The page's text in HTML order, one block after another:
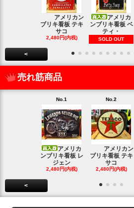
アメリカン
ブリキ看板 テキ
サコ
2,480円(内税)
アメリカ
ンブリキ看板 ベ
ティ・
SOLD OUT
<
売れ筋商品
No.1
アメリカ
ンブリキ看板 レ
ジェン
2,480円(内税)
No.2
アメリカン
ブリキ看板 テキ
サコ
2,480円(内税)
<